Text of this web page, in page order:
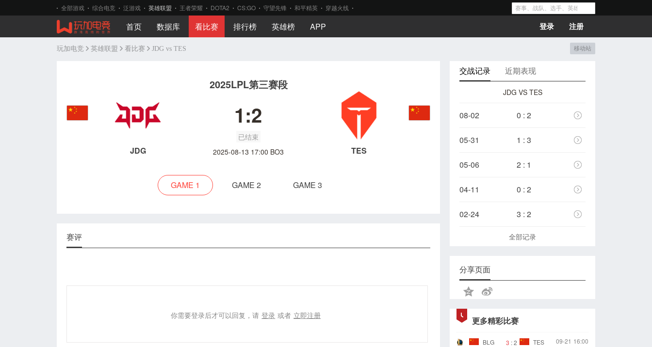
全部游戏 综合电竞 泛游戏 英雄联盟 王者荣耀 DOTA2 CS:GO 守望先锋 和平精英 穿越火线
首页 数据库 看比赛 排行榜 英雄榜 APP 登录 注册
玩加电竞 英雄联盟 看比赛 JDG vs TES 移动站
2025LPL第三赛段
JDG
1:2
已结束
2025-08-13 17:00 BO3
TES
GAME 1 GAME 2 GAME 3
赛评
你需要登录后才可以回复，请 登录 或者 立即注册
交战记录 近期表现
JDG VS TES
08-02 0 : 2
05-31 1 : 3
05-06 2 : 1
04-11 0 : 2
02-24 3 : 2
全部记录
分享页面
更多精彩比赛
BLG 3 :2 TES 09-21 16:00